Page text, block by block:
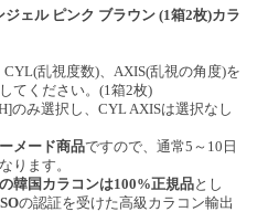
ェル ピンク ブラウン (1箱2枚)カラ
CYL(乱視度数)、AXIS(乱視の角度)を
てください。(1箱2枚)
のみ選択し、CYL AXISは選択なし
メード商品ですので、 通常5～10日
ります。
韓国カラコンは100%正規品とし
の認証を受けた高級カラコン輸出